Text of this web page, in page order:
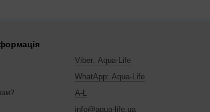
Viber: Aqua-Life
WhatApp: Aqua-Life
A-L
info@aqua-life.ua